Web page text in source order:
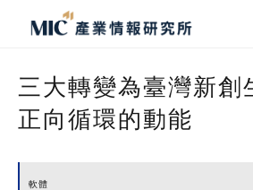
三大轉變為臺灣新創
正向循環的動能
軟體